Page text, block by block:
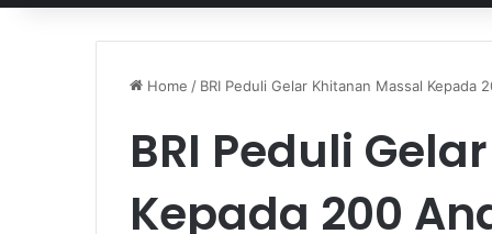
Home / BRI Peduli Gelar Khitanan Massal Kepada
BRI Peduli
Kepada 200